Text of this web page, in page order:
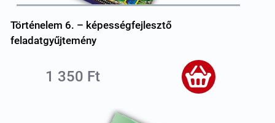
Történelem 6. – képességfejlesztő
feladatgyűjtemény
1 350 Ft